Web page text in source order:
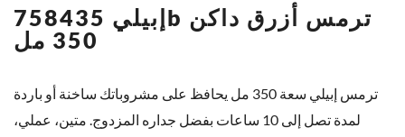
إبيلي 758435b ترمس أزرق داكن
350 مل
ترمس إبيلي سعة 350 مل يحافظ على مشروباتك ساخنة أو باردة
لمدة تصل إلى 10 ساعات بفضل جداره المزدوج. متين، عملي،